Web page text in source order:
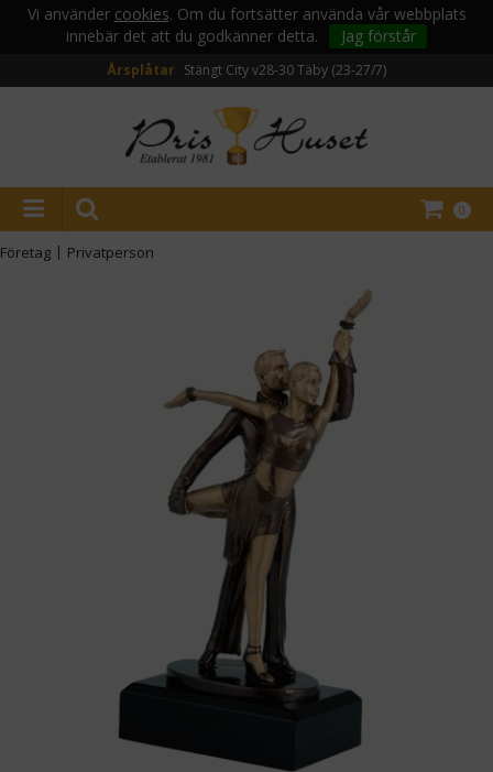
Vi använder cookies. Om du fortsätter använda vår webbplats
innebär det att du godkänner detta.
Jag förstår
Årsplåtar Stängt City v28-30Täby (23-27/7)
0
Företag | Privatperson